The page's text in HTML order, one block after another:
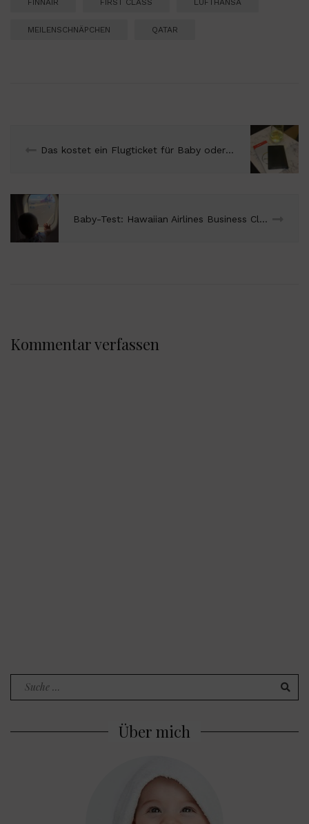
MEILENSCHNÄPCHEN QATAR
Das kostet ein Flugticket für Baby oder Kind
Baby-Test: Hawaiian Airlines Business Class von Big Island nach Kauai
Kommentar verfassen
Search
Über mich